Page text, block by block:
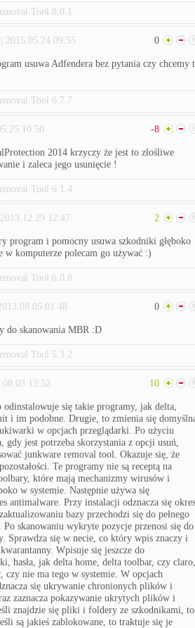
Tool 8.0.1
| 2015.05.24 09:55 0
usuwa Adfendera bez pytania czy chcemy
Tool 6.7.7
10:50 -8
2014 krzyczy że jest to złośliwe
i zaleca jego usunięcie !
Tool 6.1.4
| 2013.12.29 12:47 2
program i pomocny usuwa szkodniki głęboko
w komputerze polecam go używać :)
Tool 6.0.8
2013.08.05 01:48 0
do skanowania MBR :D
Tool 5.3.2
13:52 10
odinstalowuje się takie programy, jak delta,
i im podobne. Drugie, to zmienia się
w opcjach przeglądarki. Po użyciu
gdy jest potrzeba skorzystania z opcji usuń,
junkware removal tool. Okazuje się, że
Te programy nie są receptą na
które mają mechanizmy wirusów i
w systemie. Następnie używa się
antimalware. Przy instalacji odznacza się okres
bazy przechodzi się do pełnego
Po skanowaniu wykryte pozycje przenosi się do
Sprawdza się w necie, co który wpis znaczy i
Wpisuje się jeszcze do
hasła, jak delta home, delta toolbar, czy claro,
czy nie ma tego w systemie. W opcjach
się ukrywanie chronionych plików i
zaznacza pokazywanie ukrytych plików i
znajdzie się pliki i foldery ze szkodnikami, to
są jakieś zablokowane, to traktuje się je